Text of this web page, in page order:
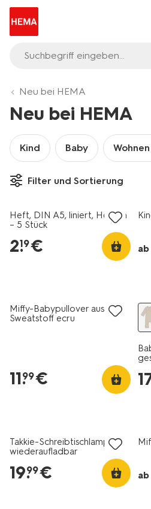
Suchbegriff eingeben...
Neu bei HEMA
Neu bei HEMA
Kind Baby
Filter und Sortierung
Heft, DIN A5, liniert, Herzen
– 5 Stück
2.
19€ ab
Miffy-Babypullover aus
Sweatstoff ecru
11.
99€
Takkie-Schreibtischlampe,
wiederaufladbar
19.
99€ ab